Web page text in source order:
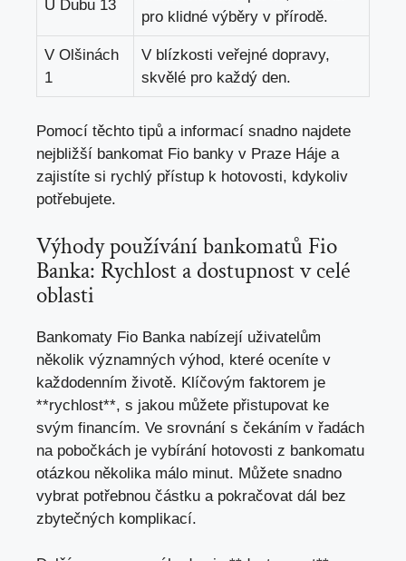
U Dubu 13
pro⁤ klidné výběry v ⁢přírodě.
V Olšinách
1
V blízkosti veřejné dopravy,
skvělé pro⁢ každý den.
Pomocí těchto tipů a ​informací⁣ snadno najdete
nejbližší bankomat⁣ Fio banky v Praze Háje a
zajistíte si rychlý přístup k‍ hotovosti, kdykoliv
potřebujete.
Výhody používání bankomatů Fio
Banka:⁤ Rychlost a dostupnost v⁢ celé‍
oblasti
Bankomaty Fio Banka nabízejí uživatelům
několik významných výhod, které⁤ oceníte v
každodenním životě. ‌Klíčovým faktorem je
**rychlost**, s jakou můžete přistupovat ke
svým financím. Ve srovnání⁢ s⁤ čekáním v ⁢řadách
na pobočkách je vybírání hotovosti z bankomatu
‍otázkou‌ několika málo minut. Můžete⁤ snadno
vybrat potřebnou částku a pokračovat dál⁣ bez
zbytečných komplikací.